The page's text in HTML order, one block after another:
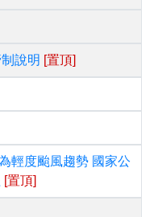
說明 [置頂]
輕度颱風趨勢 國家公
[置頂]